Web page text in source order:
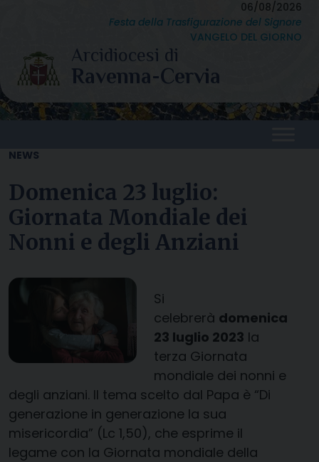
content
06/08/2026
Festa della Trasfigurazione del Signore
VANGELO DEL GIORNO
NEWS
Domenica 23 luglio:
Giornata Mondiale dei
Nonni e degli Anziani
Si
celebrerà domenica
23 luglio 2023 la
terza Giornata
mondiale dei nonni e
degli anziani. Il tema scelto dal Papa è “Di
generazione in generazione la sua
misericordia” (Lc 1,50), che esprime il
legame con la Giornata mondiale della